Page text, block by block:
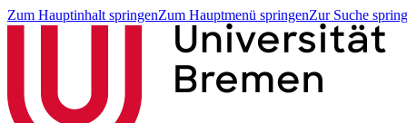
Zum Hauptinhalt springenZum Hauptmenü springenZur Suche